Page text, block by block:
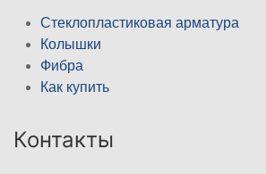
Стеклопластиковая арматура
Колышки
Фибра
Как купить
Контакты